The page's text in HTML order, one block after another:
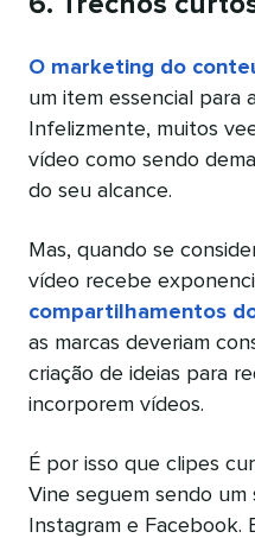
O marketing do
um item essencial para
Infelizmente, muitos
vídeo como sendo
do seu alcance.
Mas, quando se
vídeo recebe
compartilhamentos
as marcas deveriam
criação de ideias para
incorporem vídeos.
É por isso que clipes
Vine seguem sendo um
Instagram e Facebook.